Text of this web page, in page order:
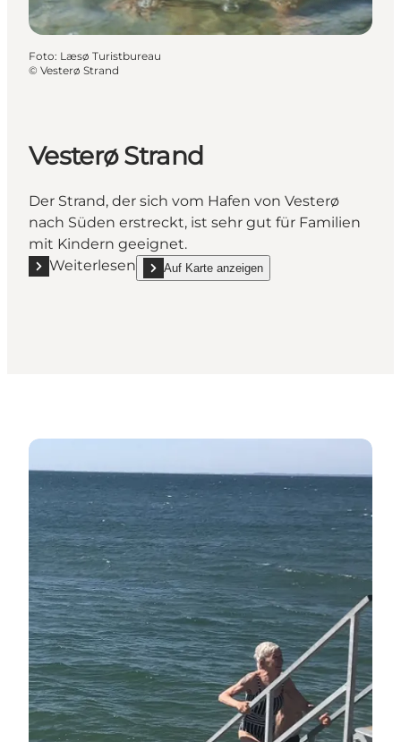
Foto: Læsø Turistbureau
© Vesterø Strand
Vesterø Strand
Der Strand, der sich vom Hafen von Vesterø
nach Süden erstreckt, ist sehr gut für Familien
mit Kindern geeignet.
Weiterlesen
Mehr erfahren "Vesterø Strand"
Auf Karte anzeigen
show Vesterø Strand on_map
Mole, badebro eller stranden..?